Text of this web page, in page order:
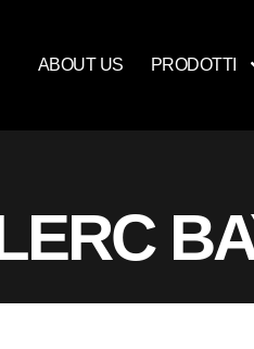
ABOUT US PRODOTTI